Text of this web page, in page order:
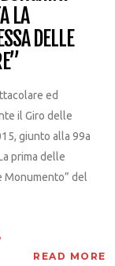
LA
DELLE
ed
il Giro delle
giunto alla 99a
prima delle
Monumento” del
READ MORE